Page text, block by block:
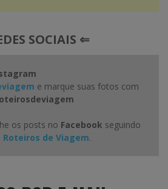
SOCIAIS ⇐
e marque suas fotos com
os posts no Facebook seguindo
de Viagem.